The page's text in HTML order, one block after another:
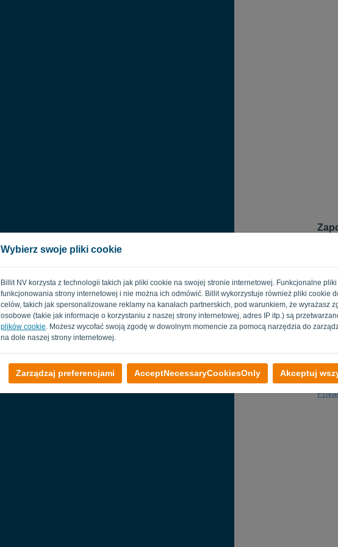
Wybierz swoje pliki cookie
Billit NV korzysta z technologii takich jak pliki cookie na swojej stronie internetowej. Funkcjonalne
funkcjonowania strony internetowej i nie można ich odmówić. Billit wykorzystuje również pliki cookie
celów, takich jak spersonalizowane reklamy na kanałach partnerskich, pod warunkiem, że wyrażasz
osobowe (takie jak informacje o korzystaniu z naszej strony internetowej, adres IP itp.) są
plików cookie . Możesz wycofać swoją zgodę w dowolnym momencie za pomocą narzędzia do
na dole naszej strony internetowej.
Zarządzaj preferencjami AcceptNecessaryCookiesOnly Akceptuj
Aby
E-mail